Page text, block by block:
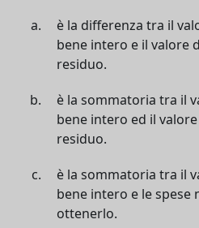
è la differenza tra il
bene intero e il valore
residuo.
è la sommatoria tra il
bene intero ed il
residuo.
è la sommatoria tra il
bene intero e le spese
ottenerlo.